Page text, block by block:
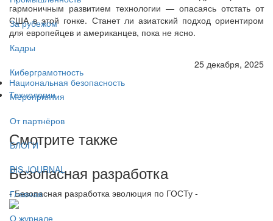
За рубежом
Кадры
Киберграмотность
Мероприятия
От партнёров
БЛОГИ
BIS JOURNAL
Главная
О журнале
гармоничным развитием технологии — опасаясь отстать от
США в этой гонке. Станет ли азиатский подход ориентиром
для европейцев и американцев, пока не ясно.
25 декабря, 2025
Национальная безопасность
Технологии
Смотрите также
Безопасная разработка
- Безопасная разработка эволюция по ГОСТу -